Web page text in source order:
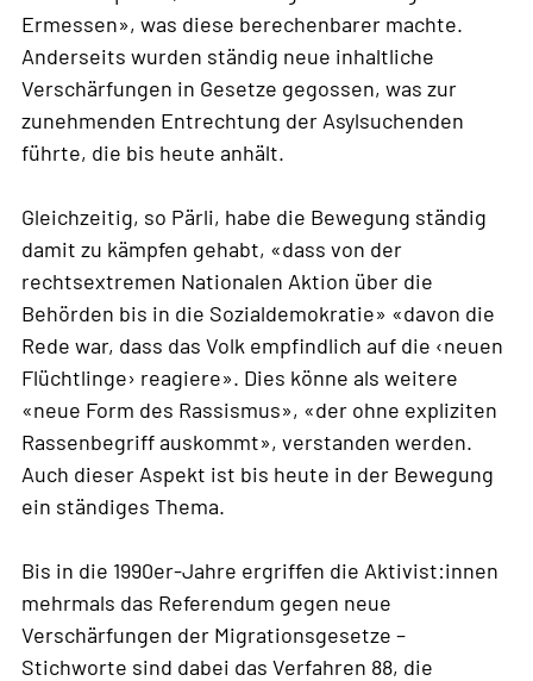
Ermessen», was diese berechenbarer machte.
Anderseits wurden ständig neue inhaltliche
Verschärfungen in Gesetze gegossen, was zur
zunehmenden Entrechtung der Asylsuchenden
führte, die bis heute anhält.
Gleichzeitig, so Pärli, habe die Bewegung ständig
damit zu kämpfen gehabt, «dass von der
rechtsextremen Nationalen Aktion über die
Behörden bis in die Sozialdemokratie» «davon die
Rede war, dass das Volk empfindlich auf die ‹neuen
Flüchtlinge› reagiere». Dies könne als weitere
«neue Form des Rassismus», «der ohne expliziten
Rassenbegriff auskommt», verstanden werden.
Auch dieser Aspekt ist bis heute in der Bewegung
ein ständiges Thema.
Bis in die 1990er-Jahre ergriffen die Aktivist:innen
mehrmals das Referendum gegen neue
Verschärfungen der Migrationsgesetze –
Stichworte sind dabei das Verfahren 88, die